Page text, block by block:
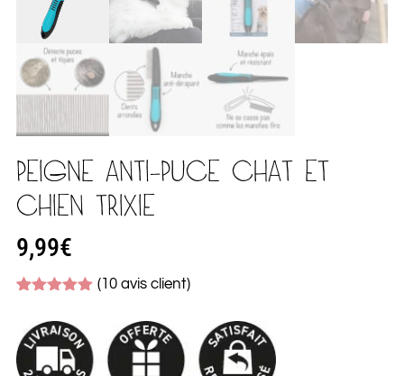
PEIGNE ANTI-PUCE CHAT ET
CHIEN TRIXIE
9,99€
sur 5
basé sur
notations
client
(10 avis client)